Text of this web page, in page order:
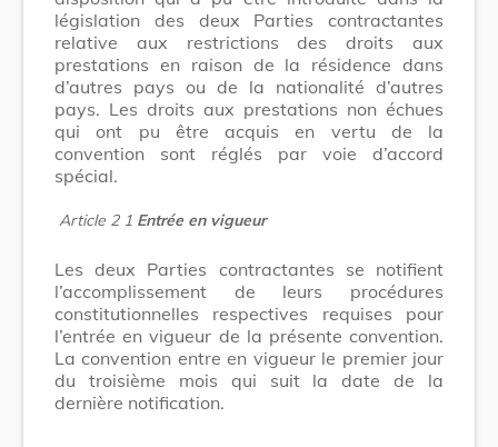
législation des deux Parties contractantes
relative aux restrictions des droits aux
prestations en raison de la résidence dans
d’autres pays ou de la nationalité d’autres
pays. Les droits aux prestations non échues
qui ont pu être acquis en vertu de la
convention sont réglés par voie d’accord
spécial.
Article 2 1 Entrée en vigueur
Les deux Parties contractantes se notifient
l’accomplissement de leurs procédures
constitutionnelles respectives requises pour
l’entrée en vigueur de la présente convention.
La convention entre en vigueur le premier jour
du troisième mois qui suit la date de la
dernière notification.